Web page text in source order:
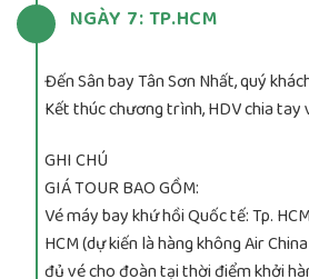
NGÀY 7: TP.HCM
Đến Sân bay Tân Sơn Nhất, quý
Kết thúc chương trình, HDV chia tay
GHI CHÚ
GIÁ TOUR BAO GỒM:
Vé máy bay khứ hồi Quốc tế: Tp.
HCM (dự kiến là hàng không Air
đủ vé cho đoàn tại thời điểm khởi